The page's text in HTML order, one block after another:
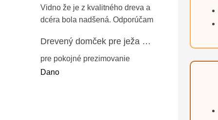
Vidno že je z kvalitného dreva a
dcéra bola nadšená. Odporúčam
Drevený domček pre ježa – záhradný úkryt z opaľovaného dreva s vodoodolnou strechou 50 cm
pre pokojné prezimovanie
Dano